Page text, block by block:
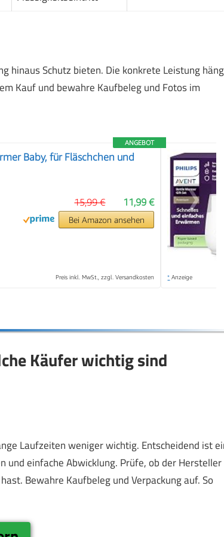
hinaus Schutz bieten. Die konkrete Leistung
Kauf und bewahre Kaufbeleg und Fotos im
ANGEBOT
Baby, für Fläschchen und
11,99 €
15,99 €
Bei Amazon ansehen
Preis inkl. MwSt., zzgl. Versandkosten * Anzeige
❯
Käufer wichtig sind
Laufzeiten weniger wichtig. Entscheidend ist
und einfache Abwicklung. Prüfe, ob der Hersteller
Bewahre Kaufbeleg und Verpackung auf. So